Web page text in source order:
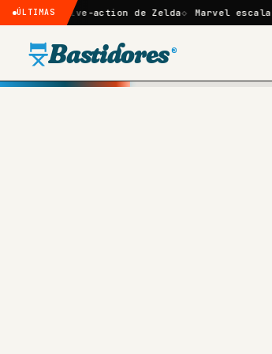
ÚLTIMAS
live-action de Zelda Marvel escala Kit
Bastidores ®